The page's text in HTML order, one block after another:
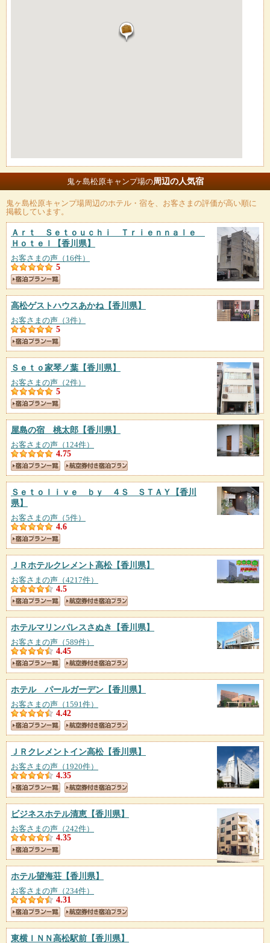
鬼ヶ島松原キャンプ場の周辺の人気宿
鬼ヶ島松原キャンプ場周辺のホテル・宿を、お客さまの評価が高い順に
掲載しています。
Ａｒｔ Ｓｅｔｏｕｃｈｉ Ｔｒｉｅｎｎａｌｅ
Ｈｏｔｅｌ
【香川県】
お客さまの声（16件）
5
高松ゲストハウスあかね 【香川県】
お客さまの声（3件）
5
Ｓｅｔｏ家琴ノ葉 【香川県】
お客さまの声（2件）
5
屋島の宿 桃太郎 【香川県】
お客さまの声（124件）
4.75
Ｓｅｔｏｌｉｖｅ ｂｙ ４Ｓ ＳＴＡＹ
【香川
県】
お客さまの声（5件）
4.6
ＪＲホテルクレメント高松【香川県】
お客さまの声（4217件）
4.5
ホテルマリンパレスさぬき 【香川県】
お客さまの声（589件）
4.45
ホテル パールガーデン 【香川県】
お客さまの声（1591件）
4.42
ＪＲクレメントイン高松【香川県】
お客さまの声（1920件）
4.35
ビジネスホテル清恵 【香川県】
お客さまの声（242件）
4.35
ホテル望海荘 【香川県】
お客さまの声（234件）
4.31
東横ＩＮＮ高松駅前 【香川県】